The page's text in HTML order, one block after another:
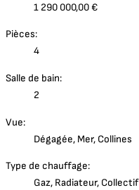
1 290 000,00 €
Pièces:
4
Salle de bain:
2
Vue:
Dégagée, Mer, Collines
Type de chauffage:
Gaz, Radiateur, Collectif